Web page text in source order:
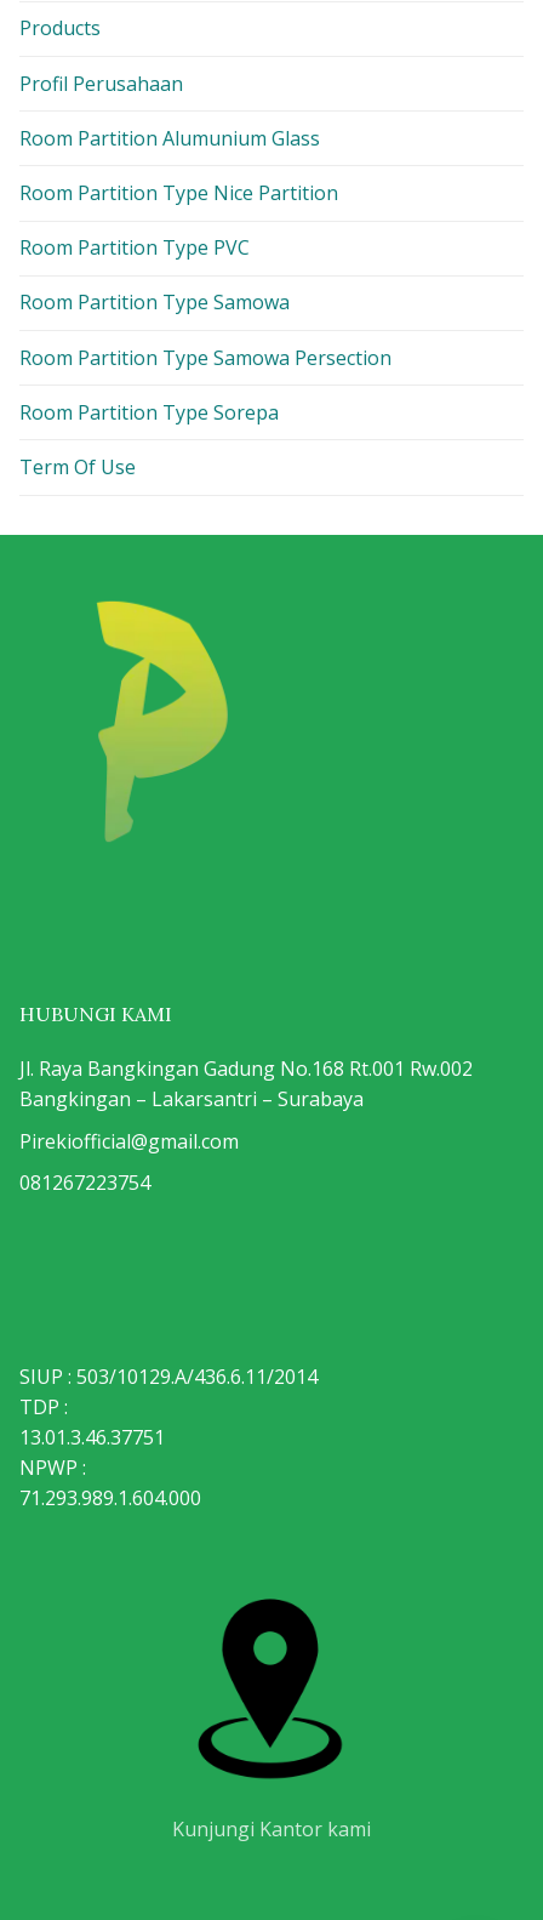
Products
Profil Perusahaan
Room Partition Alumunium Glass
Room Partition Type Nice Partition
Room Partition Type PVC
Room Partition Type Samowa
Room Partition Type Samowa Persection
Room Partition Type Sorepa
Term Of Use
HUBUNGI KAMI
Jl. Raya Bangkingan Gadung No.168 Rt.001 Rw.002
Bangkingan – Lakarsantri – Surabaya
Pirekiofficial@gmail.com
081267223754
SIUP : 503/10129.A/436.6.11/2014
TDP :
13.01.3.46.37751
NPWP :
71.293.989.1.604.000
Kunjungi Kantor kami